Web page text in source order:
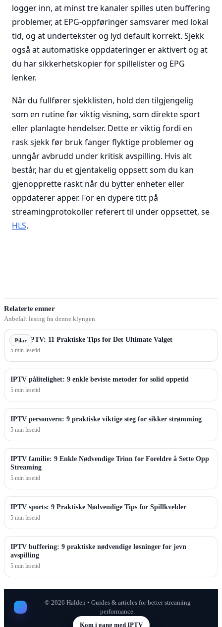
logger inn, at minst tre kanaler spilles uten buffering
problemer, at EPG-oppføringer samsvarer med lokal
tid, og at undertekster og lyd default korrekt. Sjekk
også at automatiske oppdateringer er aktivert og at
du har sikkerhetskopier for spillelister og EPG
lenker.
Når du fullfører sjekklisten, hold den tilgjengelig
som en rutine før viktig visning, som direkte sport
eller planlagte hendelser. Dette er viktig fordi en
rask sjekk før bruk fanger flyktige problemer og
unngår avbrudd under kritisk avspilling. Hvis alt
består, har du et gjentakelig oppsett som du kan
gjenopprette raskt når du bytter enheter eller
oppdaterer apper. For en dypere titt på
streamingprotokoller referert til under oppsettet, se
HLS.
Relaterte emner
Anbefalt lesing fra denne klyngen.
Pilar
Beste IPTV: 11 Praktiske Tips for Det Ultimate Valget
5 min lesetid
IPTV pålitelighet: 9 enkle beviste metoder for solid oppetid
5 min lesetid
IPTV personvern: 9 praktiske viktige steg for sikker strømming
5 min lesetid
IPTV familie: 9 Enkle Nødvendige Trinn for Foreldre å Sette Opp
Streaming
5 min lesetid
IPTV sports: 9 Praktiske Nødvendige Tips for Spillkvelder
5 min lesetid
IPTV buffering: 9 praktiske nødvendige løsninger for jevn
avspilling
5 min lesetid
© 2026 Halden • Guides & articles for better streaming
performance.
Kom i gang med IPTV